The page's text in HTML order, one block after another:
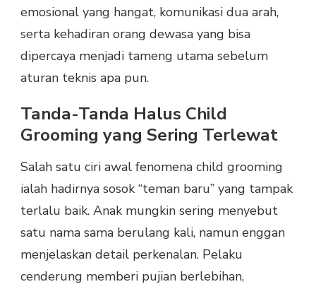
emosional yang hangat, komunikasi dua arah,
serta kehadiran orang dewasa yang bisa
dipercaya menjadi tameng utama sebelum
aturan teknis apa pun.
Tanda-Tanda Halus Child
Grooming yang Sering Terlewat
Salah satu ciri awal fenomena child grooming
ialah hadirnya sosok “teman baru” yang tampak
terlalu baik. Anak mungkin sering menyebut
satu nama sama berulang kali, namun enggan
menjelaskan detail perkenalan. Pelaku
cenderung memberi pujian berlebihan,